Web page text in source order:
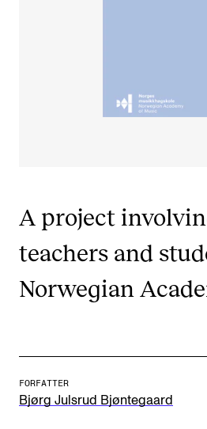
Publikasjoner
INTERNASJONALT
Utveksling
Nettverk
IN.TUNE
A project
teachers and
Norwegian
FORFATTER
Bjørg Julsrud Bjøntegaard